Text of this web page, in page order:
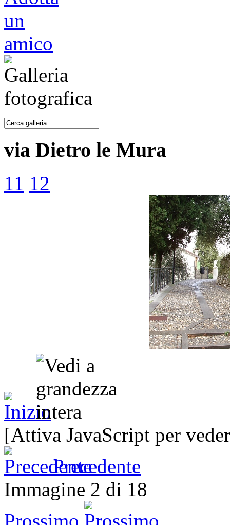
via Dietro le Mura
11 12
[Attiva JavaScript per
Precedente
Immagine 2 di 18